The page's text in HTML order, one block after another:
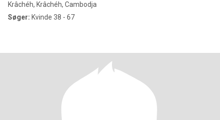
Krâchéh, Krâchéh, Cambodja
Søger: Kvinde 38 - 67